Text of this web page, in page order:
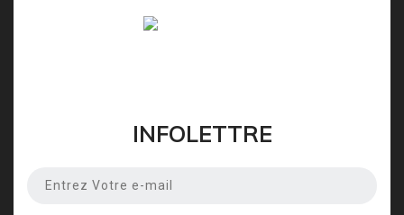
INFOLETTRE